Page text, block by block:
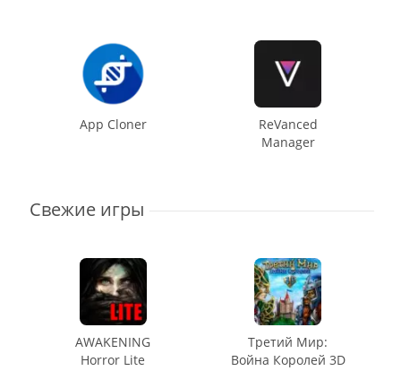
App Cloner
ReVanced
Manager
Свежие игры
AWAKENING
Horror Lite
Третий Мир:
Война Королей 3D